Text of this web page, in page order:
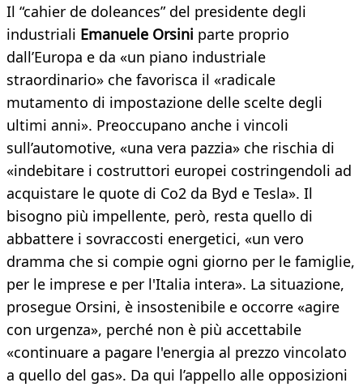
Il “cahier de doleances” del presidente degli
industriali Emanuele Orsini parte proprio
dall’Europa e da «un piano industriale
straordinario» che favorisca il «radicale
mutamento di impostazione delle scelte degli
ultimi anni». Preoccupano anche i vincoli
sull’automotive, «una vera pazzia» che rischia di
«indebitare i costruttori europei costringendoli ad
acquistare le quote di Co2 da Byd e Tesla». Il
bisogno più impellente, però, resta quello di
abbattere i sovraccosti energetici, «un vero
dramma che si compie ogni giorno per le famiglie,
per le imprese e per l'Italia intera». La situazione,
prosegue Orsini, è insostenibile e occorre «agire
con urgenza», perché non è più accettabile
«continuare a pagare l'energia al prezzo vincolato
a quello del gas». Da qui l’appello alle opposizioni